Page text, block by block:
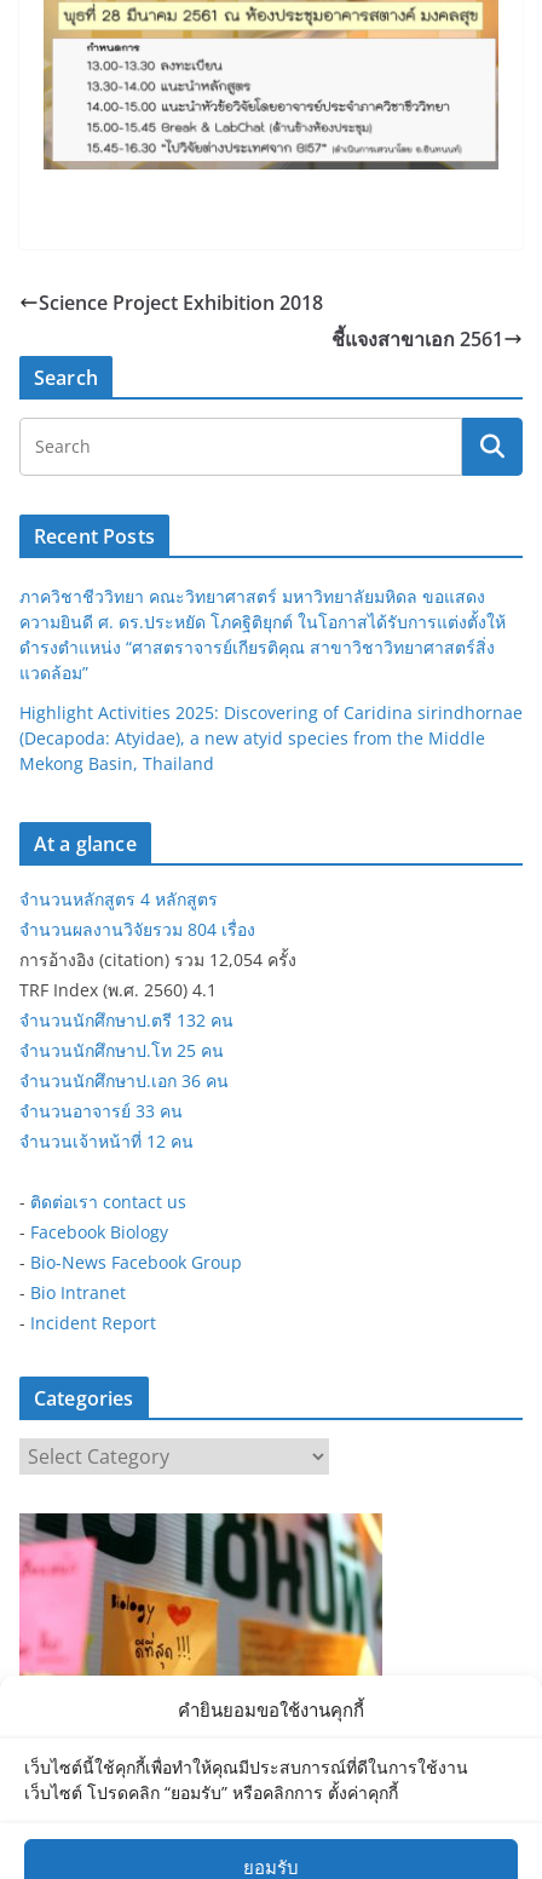
คำยินยอมขอใช้งานคุกกี้
เว็บไซต์นี้ใช้คุกกี้เพื่อทำให้คุณมีประสบการณ์ที่ดีในการใช้งาน
เว็บไซต์ โปรดคลิก “ยอมรับ” หรือคลิกการ ตั้งค่าคุกกี้
ยอมรับ
Science Project Exhibition 2018
ชี้แจงสาขาเอก 2561
Search
Recent Posts
ภาควิชาชีววิทยา คณะวิทยาศาสตร์ มหาวิทยาลัยมหิดล ขอแสดง
ความยินดี ศ. ดร.ประหยัด โภคฐิติยุกต์ ในโอกาสได้รับการแต่งตั้งให้
ดำรงตำแหน่ง “ศาสตราจารย์เกียรติคุณ สาขาวิชาวิทยาศาสตร์สิ่ง
แวดล้อม”
Highlight Activities 2025: Discovering of Caridina sirindhornae
(Decapoda: Atyidae), a new atyid species from the Middle
Mekong Basin, Thailand
At a glance
จำนวนหลักสูตร 4 หลักสูตร
จำนวนผลงานวิจัยรวม 804 เรื่อง
การอ้างอิง (citation) รวม 12,054 ครั้ง
TRF Index (พ.ศ. 2560) 4.1
จำนวนนักศึกษาป.ตรี 132 คน
จำนวนนักศึกษาป.โท 25 คน
จำนวนนักศึกษาป.เอก 36 คน
จำนวนอาจารย์ 33 คน
จำนวนเจ้าหน้าที่ 12 คน
- ติดต่อเรา contact us
- Facebook Biology
- Bio-News Facebook Group
- Bio Intranet
- Incident Report
Categories
a
t
e
g
i